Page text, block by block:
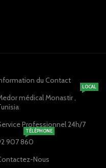
du Contact
médical Monastir ,
LOCAL
Professionnel 24h/7
907 860
TÉLÉPHONE
Nous